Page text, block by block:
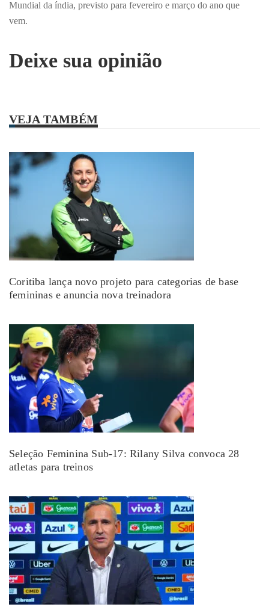
Mundial da índia, previsto para fevereiro e março do ano que
vem.
Deixe sua opinião
VEJA TAMBÉM
Coritiba lança novo projeto para categorias de base
femininas e anuncia nova treinadora
Seleção Feminina Sub-17: Rilany Silva convoca 28
atletas para treinos